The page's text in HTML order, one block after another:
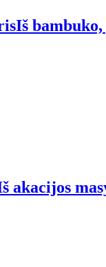
Iš
akacijos